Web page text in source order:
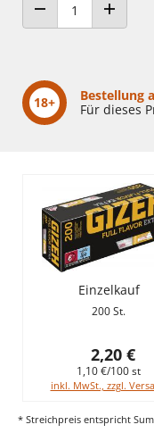
ANZAHL VERRINGERN
ANZAHL
18+
Bestellung
Für dieses
Einzelkauf
200 St.
2,20 €
1,10 €/100 st
inkl. MwSt., zzgl.
* Streichpreis entspricht